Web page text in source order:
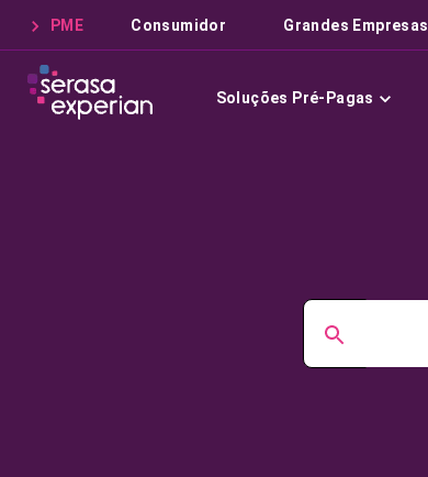
PME Consumidor Grandes Empresas
Soluções Pré-Pagas